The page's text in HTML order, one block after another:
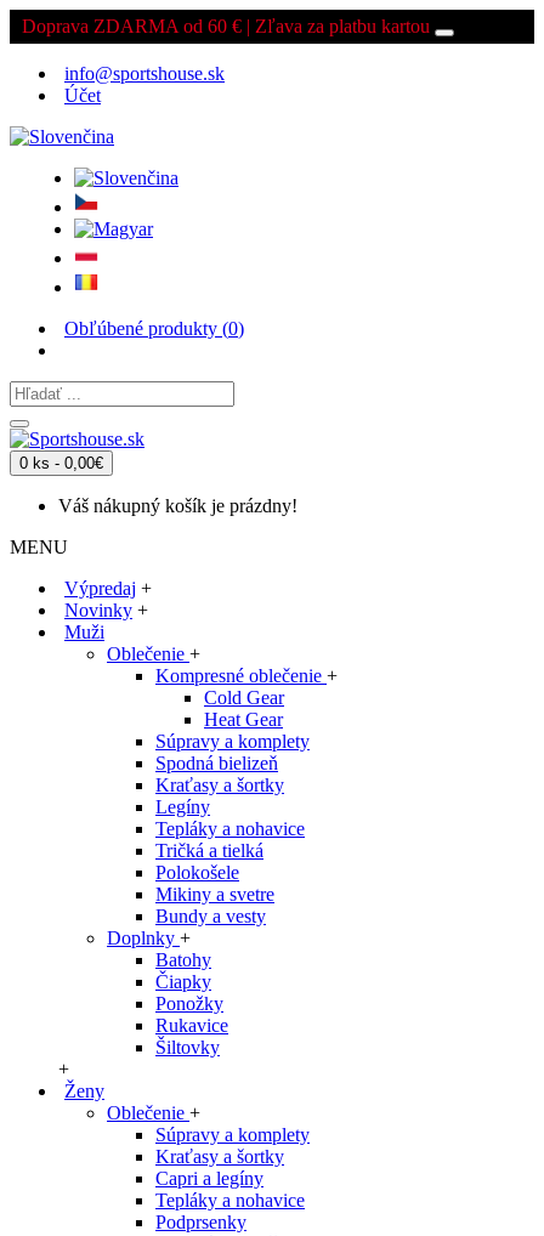
Doprava ZDARMA od 60 € | Zľava za platbu kartou
info@sportshouse.sk
Účet
Obľúbené produkty (0)
0 ks - 0,00€
Váš nákupný košík je prázdny!
MENU
Výpredaj +
Novinky +
Muži
Oblečenie +
Kompresné oblečenie +
Cold Gear
Heat Gear
Súpravy a komplety
Spodná bielizeň
Kraťasy a šortky
Legíny
Tepláky a nohavice
Tričká a tielká
Polokošele
Mikiny a svetre
Bundy a vesty
Doplnky +
Batohy
Čiapky
Ponožky
Rukavice
Šiltovky
+
Ženy
Oblečenie +
Súpravy a komplety
Kraťasy a šortky
Capri a legíny
Tepláky a nohavice
Podprsenky